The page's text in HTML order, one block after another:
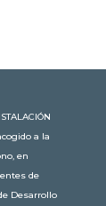
a la
en
de
Desarrollo